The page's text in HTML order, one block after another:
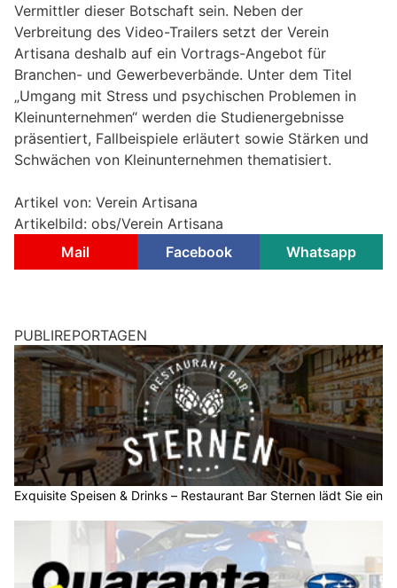
Vermittler dieser Botschaft sein. Neben der
Verbreitung des Video-Trailers setzt der Verein
Artisana deshalb auf ein Vortrags-Angebot für
Branchen- und Gewerbeverbände. Unter dem Titel
„Umgang mit Stress und psychischen Problemen in
Kleinunternehmen“ werden die Studienergebnisse
präsentiert, Fallbeispiele erläutert sowie Stärken und
Schwächen von Kleinunternehmen thematisiert.
Artikel von: Verein Artisana
Artikelbild: obs/Verein Artisana
Mail
Facebook Whatsapp
PUBLIREPORTAGEN
Exquisite Speisen & Drinks – Restaurant Bar Sternen lädt Sie ein